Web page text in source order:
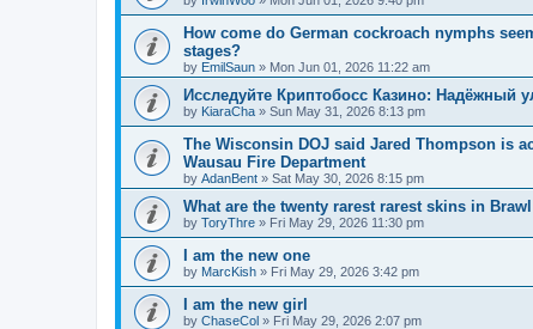
How come do German cockroach nymphs
stages?
by EmilSaun » Mon Jun 01, 2026 11:22 am
Исследуйте Криптобосс Казино: Надёжный
by KiaraCha » Sun May 31, 2026 8:13 pm
The Wisconsin DOJ said Jared Thompson is
Wausau Fire Department
by AdanBent » Sat May 30, 2026 8:15 pm
What are the twenty rarest rarest skins in
by ToryThre » Fri May 29, 2026 11:30 pm
I am the new one
by MarcKish » Fri May 29, 2026 3:42 pm
I am the new girl
by ChaseCol » Fri May 29, 2026 2:07 pm